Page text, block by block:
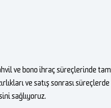
ve bono ihraç süreçlerinde tam
ve satış sonrası süreçlerde
sağlıyoruz.